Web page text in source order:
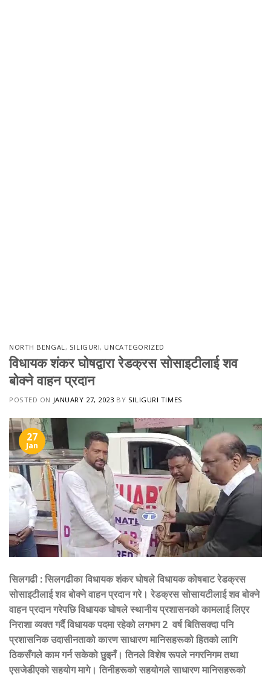
NORTH BENGAL, SILIGURI, UNCATEGORIZED
विधायक शंकर घोषद्वारा रेडक्रस सोसाइटीलाई शव
बोक्ने वाहन प्रदान
POSTED ON JANUARY 27, 2023 BY SILIGURI TIMES
27
Jan
सिलगढी:सिलगढीका विधायक शंकर घोषले विधायक कोषबाट रेडक्रस
सोसाइटीलाई शव बोक्ने वाहन प्रदान गरे। रेडक्रस सोसायटीलाई शव बोक्ने
वाहन प्रदान गरेपछि विधायक घोषले स्थानीय प्रशासनको कामलाई लिएर
निराशा व्यक्त गर्दै विधायक पदमा रहेको लगभग 2 वर्ष बितिसक्दा पनि
प्रशासनिक उदासीनताको कारण साधारण मानिसहरूको हितको लागि
ठिकसँगले काम गर्न सकेको छुइनँ। तिनले विशेष रूपले नगरनिगम तथा
एसजेडीएको सहयोग मागे। तिनीहरूको सहयोगले साधारण मानिसहरूको